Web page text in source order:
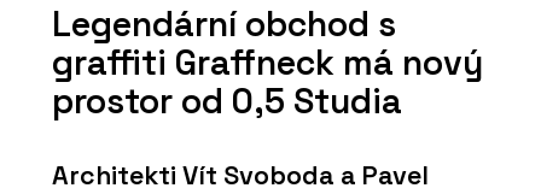
Legendární obchod s
graffiti Graffneck má nový
prostor od 0,5 Studia
Architekti Vít Svoboda a Pavel